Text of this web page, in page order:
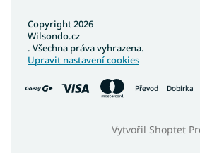
Převod Dobírka
Vytvořil Shoptet
Copyright 2026
Wilsondo.cz
. Všechna práva vyhrazena.
Upravit nastavení cookies